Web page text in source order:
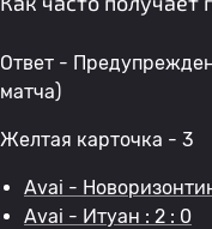
Ответ -
матча)
Желтая карточка - 3
Avai -
Avai - Итуан : 2 : 0